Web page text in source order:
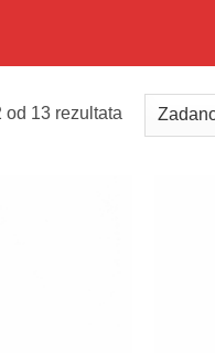
od 13 rezultata